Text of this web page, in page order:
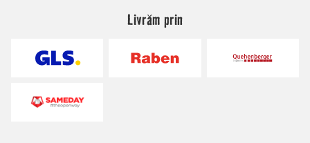
Livrăm prin